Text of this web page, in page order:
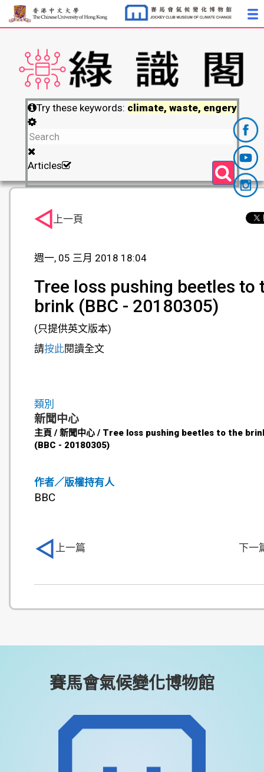
Try these keywords: climate, waste, engery
Articles
作者／版權持有人
BBC
週一, 05 三月 2018 18:04
Tree loss pushing beetles to
brink (BBC - 20180305)
(只提供英文版本)
請按此閱讀全文
類別
新聞中心
主頁 / 新聞中心 / Tree loss pushing beetles to the
(BBC - 20180305)
上一篇 下一
上一頁
賽馬會氣候變化博物館